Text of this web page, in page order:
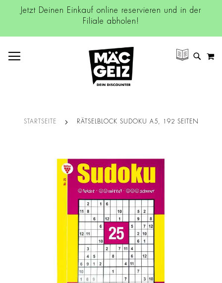
Jetzt Deinen Einkauf online reservieren und in der
Filiale abholen!
SUCHE
STARTSEITE RÄTSELBLOCK SUDOKU A5, 192 SEITEN